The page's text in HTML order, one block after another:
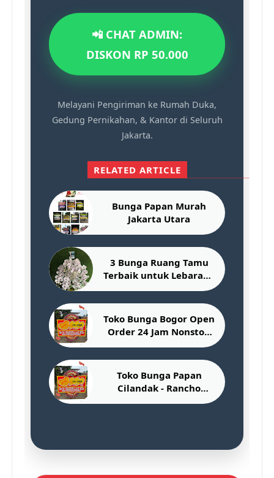
📲 CHAT ADMIN:
DISKON RP 50.000
Melayani Pengiriman ke Rumah Duka,
Gedung Pernikahan, & Kantor di Seluruh
Jakarta.
RELATED ARTICLE
Bunga Papan Murah
Jakarta Utara
3 Bunga Ruang Tamu
Terbaik untuk Lebaran -
Rancho Florist
Toko Bunga Bogor Open
Order 24 Jam Nonstop
Free Ongkir | Rancho
Florist
Toko Bunga Papan
Cilandak - Rancho
Florist